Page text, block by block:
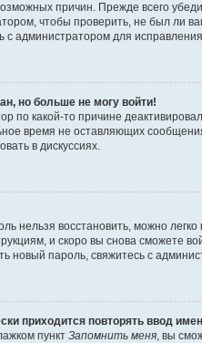
причин. Прежде всего
чтобы проверить, не был ли
с администратором для
но больше не могу войти!
по какой-то причине
время не оставляющих
в дискуссиях.
нельзя восстановить, можно
и скоро вы снова сможете
новый пароль, свяжитесь с
приходится повторять ввод
пункт Запомнить меня, вы